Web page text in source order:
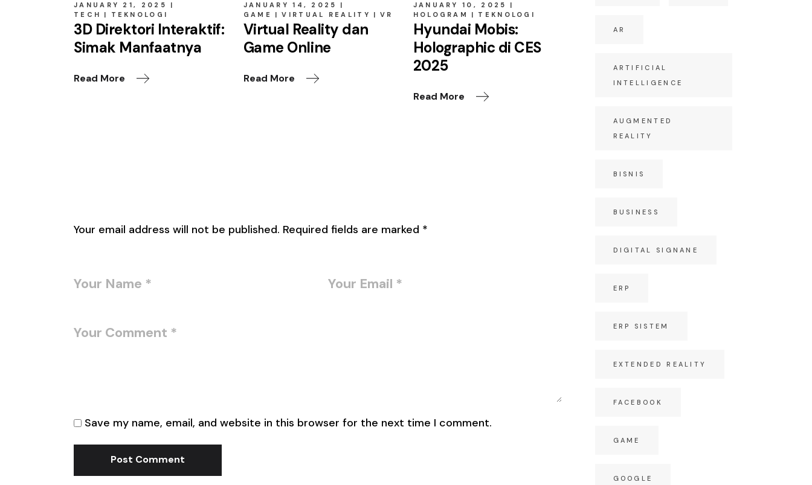
JANUARY 21, 2025
TECH
TEKNOLOGI
3D Direktori Interaktif:
Simak Manfaatnya
Read More
JANUARY 14, 2025
GAME
VIRTUAL REALITY VR
Virtual Reality dan
Game Online
Read More
JANUARY 10, 2025
HOLOGRAM
TEKNOLOGI
Hyundai Mobis:
Holographic di CES
2025
Read More
Your email address will not be published. Required fields are marked *
Save my name, email, and website in this browser for the next time I comment.
Post Comment
AR
ARTIFICIAL
INTELLIGENCE
AUGMENTED
REALITY
BISNIS
BUSINESS
DIGITAL SIGNANE
ERP
ERP SISTEM
EXTENDED REALITY
FACEBOOK
GAME
GOOGLE